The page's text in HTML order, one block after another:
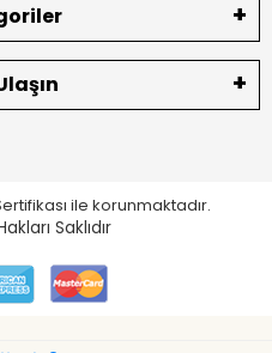
ile korunmaktadır.
Saklıdır